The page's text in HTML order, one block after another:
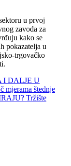
u prvoj
zavoda za
kako se
pokazatelja u
trgovačko
I DALJE U
mjerama štednje
Tržište